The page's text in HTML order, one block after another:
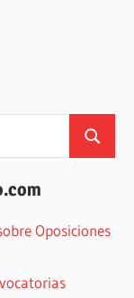
Buscar
Oposiciones